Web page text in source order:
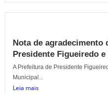
Nota de agradecimento
Presidente Figueiredo
A Prefeitura de Presidente
Municipal...
Leia mais